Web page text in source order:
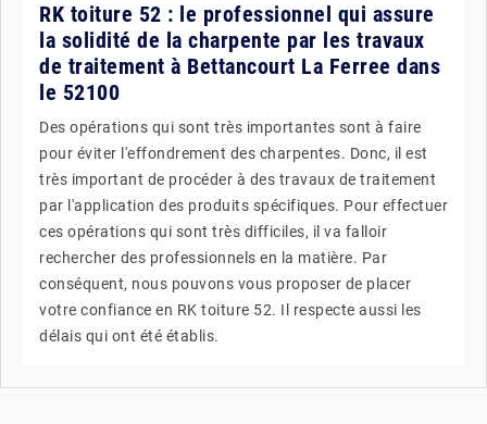
RK toiture 52 : le professionnel qui assure
la solidité de la charpente par les travaux
de traitement à Bettancourt La Ferree dans
le 52100
Des opérations qui sont très importantes sont à faire
pour éviter l'effondrement des charpentes. Donc, il est
très important de procéder à des travaux de traitement
par l'application des produits spécifiques. Pour effectuer
ces opérations qui sont très difficiles, il va falloir
rechercher des professionnels en la matière. Par
conséquent, nous pouvons vous proposer de placer
votre confiance en RK toiture 52. Il respecte aussi les
délais qui ont été établis.